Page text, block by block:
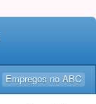
Empregos no ABC